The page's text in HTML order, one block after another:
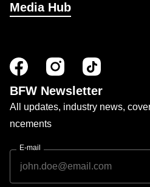
Media Hub
BFW Newsletter
All updates, industry news,
ncements
E-mail